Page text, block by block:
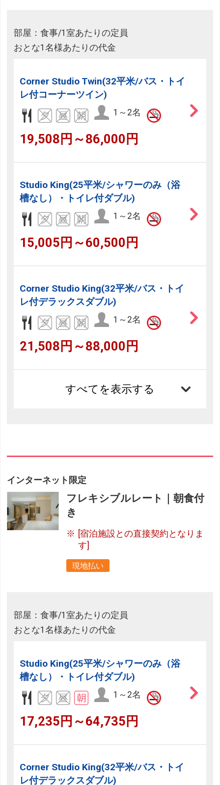
部屋：食事/1室あたりの定員
おとな1名様あたりの代金
Corner Studio Twin(32平米/バス・トイ
レ付コーナーツイン)
1～2名
19,508円～86,000円
Studio King(25平米/シャワーのみ（浴
槽なし）・トイレ付ダブル)
1～2名
15,005円～60,500円
Corner Studio King(32平米/バス・トイ
レ付デラックスダブル)
1～2名
21,508円～88,000円
すべてを表示する
インターネット限定
フレキシブルレート｜朝食付
き
[宿泊施設との直接契約となりま
す]
現地払い
部屋：食事/1室あたりの定員
おとな1名様あたりの代金
Studio King(25平米/シャワーのみ（浴
槽なし）・トイレ付ダブル)
1～2名
17,235円～64,735円
Corner Studio King(32平米/バス・トイ
レ付デラックスダブル)